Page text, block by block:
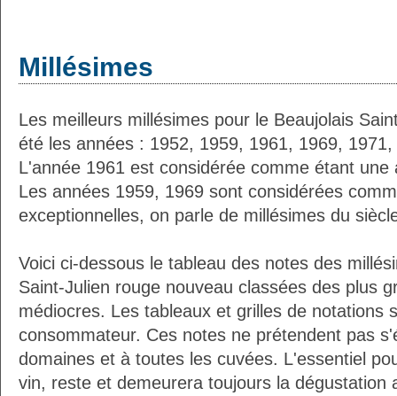
Millésimes
Les meilleurs millésimes pour le Beaujolais
été les années : 1952, 1959, 1961, 1969, 1971,
L'année 1961 est considérée comme étant une
Les années 1959, 1969 sont considérées
exceptionnelles, on parle de millésimes du
Voici ci-dessous le tableau des notes des
Saint-Julien rouge nouveau classées des plus
médiocres. Les tableaux et grilles de notations
consommateur. Ces notes ne prétendent pas
domaines et à toutes les cuvées. L'essentiel
vin, reste et demeurera toujours la dégustation